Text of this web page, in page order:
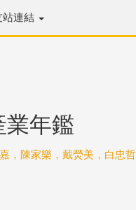
站連結
業年鑑
，陳家樂，戴熒美，白忠哲